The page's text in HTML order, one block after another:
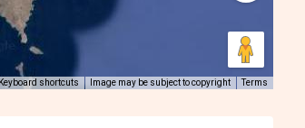
Keyboard shortcuts Image may be subject to copyright Terms